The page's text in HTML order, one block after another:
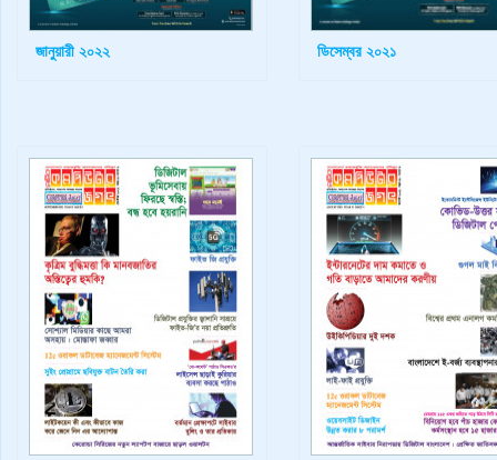
জানুয়ারী ২০২২ ডিসেম্বর ২০২১